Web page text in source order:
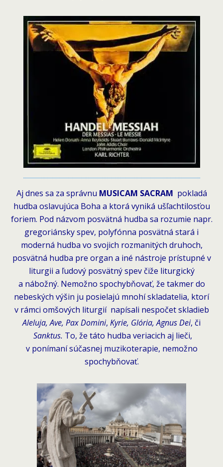
Aj dnes sa za správnu MUSICAM SACRAM pokladá
hudba oslavujúca Boha a ktorá vyniká ušľachtilosťou
foriem. Pod názvom posvätná hudba sa rozumie napr.
gregoriánsky spev, polyfónna posvätná stará i
moderná hudba vo svojich rozmanitých druhoch,
posvätná hudba pre organ a iné nástroje prístupné v
liturgii a ľudový posvätný spev čiže liturgický
a nábožný. Nemožno spochybňovať, že takmer do
nebeských výšin ju posielajú mnohí skladatelia, ktorí
v rámci omšových liturgií napísali nespočet skladieb
Aleluja, Ave, Pax Domini, Kyrie, Glória, Agnus Dei, či
Sanktus. To, že táto hudba veriacich aj lieči,
v ponímaní súčasnej muzikoterapie, nemožno
spochybňovať.